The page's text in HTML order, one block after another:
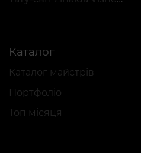
Каталог
Каталог майстрів
Портфоліо
Топ місяця